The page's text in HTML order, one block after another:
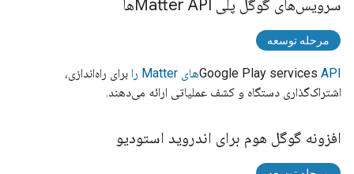
سرویس‌های گوگل پلی Matter APIها
مرحله توسعه
Google Play services APIهای Matter را برای راه‌اندازی،
اشتراک‌گذاری دستگاه و کشف عملیاتی ارائه می‌دهند.
افزونه گوگل هوم برای اندروید استودیو